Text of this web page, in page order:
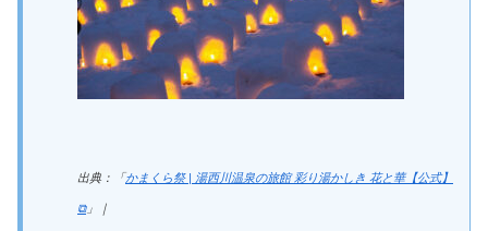
出典：「かまくら祭 | 湯西川温泉の旅館 彩り湯かしき 花と華【公式】
⧉」｜